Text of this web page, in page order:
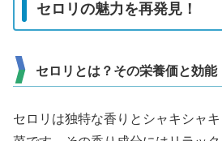
セロリの魅力を再発見！
セロリとは？その栄養価と効能
セロリは独特な香りとシャキシャ